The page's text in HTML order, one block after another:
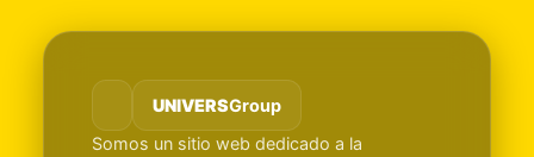
UNIVERSGroup
Somos un sitio web dedicado a la